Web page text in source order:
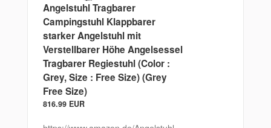
Angelstuhl Tragbarer
Campingstuhl Klappbarer
starker Angelstuhl mit
Verstellbarer Höhe Angelsessel
Tragbarer Regiestuhl (Color :
Grey, Size : Free Size) (Grey
Free Size)
816.99 EUR